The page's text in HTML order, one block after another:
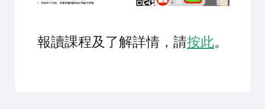
報讀課程及了解詳情，請按此。